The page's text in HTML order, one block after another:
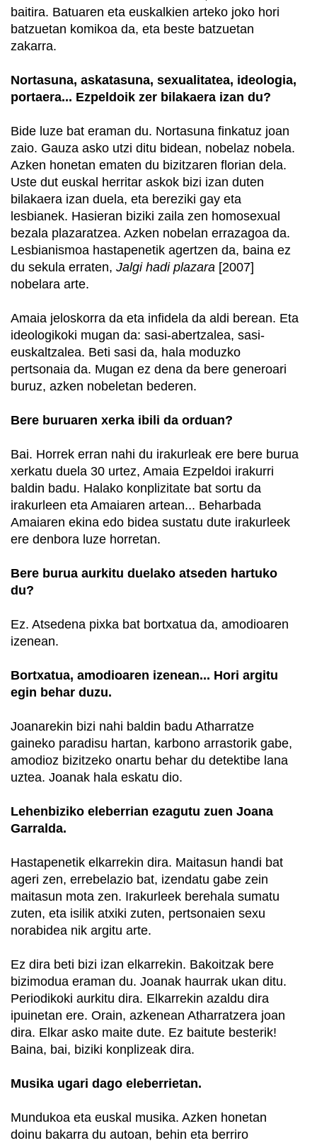
baitira. Batuaren eta euskalkien arteko joko hori
batzuetan komikoa da, eta beste batzuetan
zakarra.
Nortasuna, askatasuna, sexualitatea, ideologia,
portaera... Ezpeldoik zer bilakaera izan du?
Bide luze bat eraman du. Nortasuna finkatuz joan
zaio. Gauza asko utzi ditu bidean, nobelaz nobela.
Azken honetan ematen du bizitzaren florian dela.
Uste dut euskal herritar askok bizi izan duten
bilakaera izan duela, eta bereziki gay eta
lesbianek. Hasieran biziki zaila zen homosexual
bezala plazaratzea. Azken nobelan errazagoa da.
Lesbianismoa hastapenetik agertzen da, baina ez
du sekula erraten, Jalgi hadi plazara [2007]
nobelara arte.
Amaia jeloskorra da eta infidela da aldi berean. Eta
ideologikoki mugan da: sasi-abertzalea, sasi-
euskaltzalea. Beti sasi da, hala moduzko
pertsonaia da. Mugan ez dena da bere generoari
buruz, azken nobeletan bederen.
Bere buruaren xerka ibili da orduan?
Bai. Horrek erran nahi du irakurleak ere bere burua
xerkatu duela 30 urtez, Amaia Ezpeldoi irakurri
baldin badu. Halako konplizitate bat sortu da
irakurleen eta Amaiaren artean... Beharbada
Amaiaren ekina edo bidea sustatu dute irakurleek
ere denbora luze horretan.
Bere burua aurkitu duelako atseden hartuko
du?
Ez. Atsedena pixka bat bortxatua da, amodioaren
izenean.
Bortxatua, amodioaren izenean... Hori argitu
egin behar duzu.
Joanarekin bizi nahi baldin badu Atharratze
gaineko paradisu hartan, karbono arrastorik gabe,
amodioz bizitzeko onartu behar du detektibe lana
uztea. Joanak hala eskatu dio.
Lehenbiziko eleberrian ezagutu zuen Joana
Garralda.
Hastapenetik elkarrekin dira. Maitasun handi bat
ageri zen, errebelazio bat, izendatu gabe zein
maitasun mota zen. Irakurleek berehala sumatu
zuten, eta isilik atxiki zuten, pertsonaien sexu
norabidea nik argitu arte.
Ez dira beti bizi izan elkarrekin. Bakoitzak bere
bizimodua eraman du. Joanak haurrak ukan ditu.
Periodikoki aurkitu dira. Elkarrekin azaldu dira
ipuinetan ere. Orain, azkenean Atharratzera joan
dira. Elkar asko maite dute. Ez baitute besterik!
Baina, bai, biziki konplizeak dira.
Musika ugari dago eleberrietan.
Mundukoa eta euskal musika. Azken honetan
doinu bakarra du autoan, behin eta berriro